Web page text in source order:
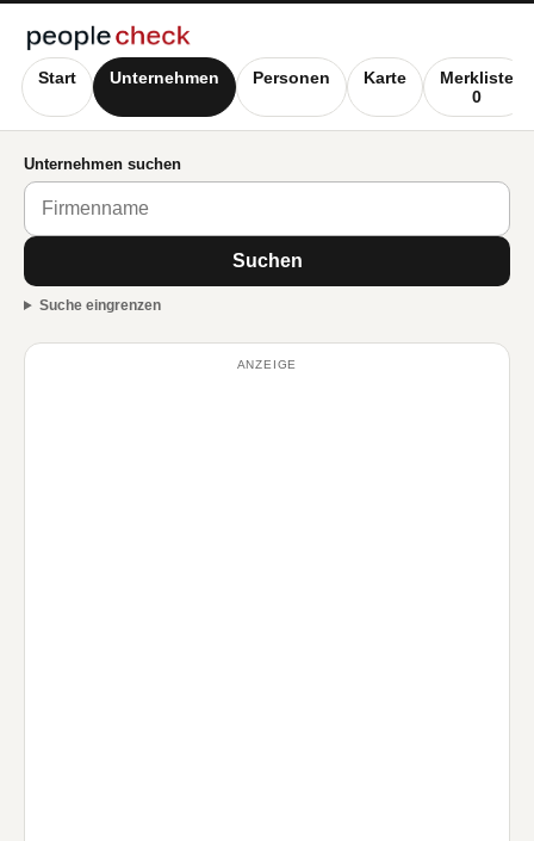
Start Unternehmen Personen Karte
Merkliste
0
Unternehmen suchen
Suchen
Suche eingrenzen
ANZEIGE